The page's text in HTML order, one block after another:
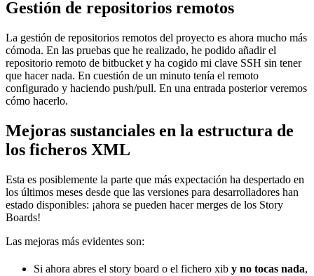
Gestión de repositorios remotos
La gestión de repositorios remotos del proyecto es ahora mucho más
cómoda. En las pruebas que he realizado, he podido añadir el
repositorio remoto de bitbucket y ha cogido mi clave SSH sin tener
que hacer nada. En cuestión de un minuto tenía el remoto
configurado y haciendo push/pull. En una entrada posterior veremos
cómo hacerlo.
Mejoras sustanciales en la estructura de
los ficheros XML
Esta es posiblemente la parte que más expectación ha despertado en
los últimos meses desde que las versiones para desarrolladores han
estado disponibles: ¡ahora se pueden hacer merges de los Story
Boards!
Las mejoras más evidentes son:
Si ahora abres el story board o el fichero xib y no tocas nada,